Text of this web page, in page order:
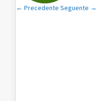
← Precedente Seguente →